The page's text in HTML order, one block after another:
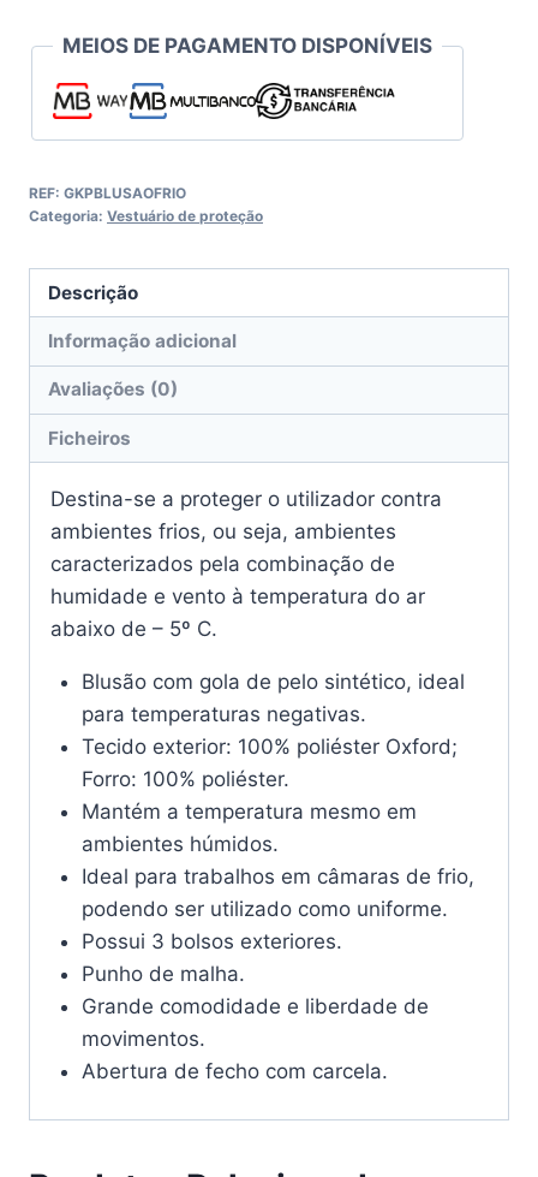
MEIOS DE PAGAMENTO DISPONÍVEIS
REF: GKPBLUSAOFRIO
Categoria: Vestuário de proteção
Descrição
Informação adicional
Avaliações (0)
Ficheiros
Destina-se a proteger o utilizador contra
ambientes frios, ou seja, ambientes
caracterizados pela combinação de
humidade e vento à temperatura do ar
abaixo de – 5º C.
Blusão com gola de pelo sintético, ideal
para temperaturas negativas.
Tecido exterior: 100% poliéster Oxford;
Forro: 100% poliéster.
Mantém a temperatura mesmo em
ambientes húmidos.
Ideal para trabalhos em câmaras de frio,
podendo ser utilizado como uniforme.
Possui 3 bolsos exteriores.
Punho de malha.
Grande comodidade e liberdade de
movimentos.
Abertura de fecho com carcela.